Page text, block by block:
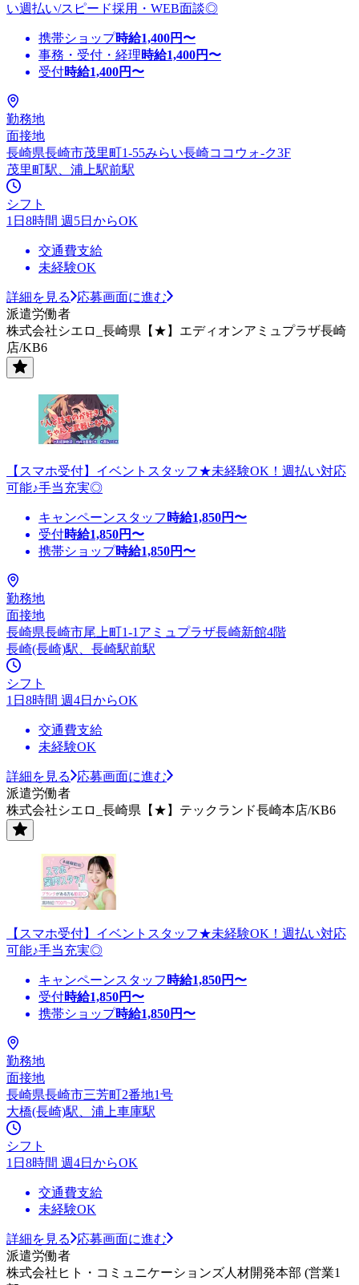
い週払い/スピード採用・WEB面談◎
携帯ショップ時給1,400円〜
事務・受付・経理時給1,400円〜
受付時給1,400円〜
勤務地
面接地
長崎県長崎市茂里町1‐55みらい長崎ココウォ-ク3F
茂里町駅、浦上駅前駅
シフト
1日8時間 週5日からOK
交通費支給
未経験OK
詳細を見る
応募画面に進む
派遣労働者
株式会社シエロ_長崎県【★】エディオンアミュプラザ長崎
店/KB6
【スマホ受付】イベントスタッフ★未経験OK！週払い対応
可能♪手当充実◎
キャンペーンスタッフ 時給1,850円〜
受付時給1,850円〜
携帯ショップ時給1,850円〜
勤務地
面接地
長崎県長崎市尾上町1-1アミュプラザ長崎新館4階
長崎(長崎)駅、長崎駅前駅
シフト
1日8時間 週4日からOK
交通費支給
未経験OK
詳細を見る
応募画面に進む
派遣労働者
株式会社シエロ_長崎県【★】テックランド長崎本店/KB6
【スマホ受付】イベントスタッフ★未経験OK！週払い対応
可能♪手当充実◎
キャンペーンスタッフ 時給1,850円〜
受付時給1,850円〜
携帯ショップ時給1,850円〜
勤務地
面接地
長崎県長崎市三芳町2番地1号
大橋(長崎)駅、浦上車庫駅
シフト
1日8時間 週4日からOK
交通費支給
未経験OK
詳細を見る
応募画面に進む
派遣労働者
株式会社ヒト・コミュニケーションズ人材開発本部 (営業1